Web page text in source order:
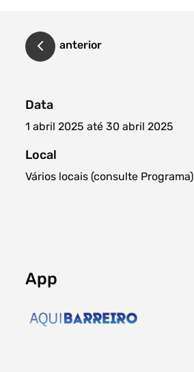
anterior
Data
1 abril 2025 até 30 abril 2025
Local
Vários locais (consulte Programa)
App